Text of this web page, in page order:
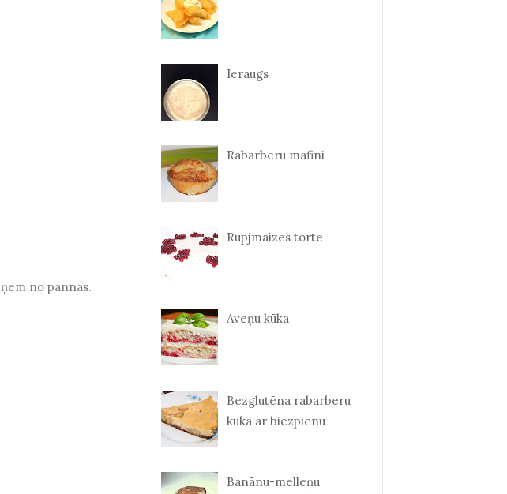
no pannas.
Ieraugs
Rabarberu mafini
Rupjmaizes torte
Aveņu kūka
Bezglutēna rabarberu
kūka ar biezpienu
Banānu-melleņu